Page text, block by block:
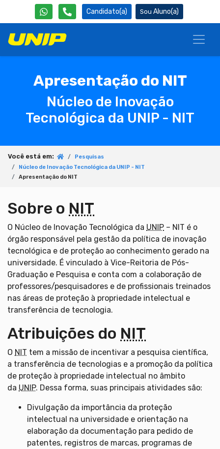
Candidato(a) Aluno(a)
Apresentação do NIT
Núcleo de Inovação
Tecnológica da UNIP - NIT
Você está em:
Pesquisas
Núcleo de Inovação Tecnológica da UNIP - NIT
Apresentação do NIT
Sobre o NIT
O Núcleo de Inovação Tecnológica da UNIP – NIT é o
órgão responsável pela gestão da política de inovação
tecnológica e de proteção ao conhecimento gerado na
universidade. É vinculado à Vice-Reitoria de Pós-
Graduação e Pesquisa e conta com a colaboração de
professores/pesquisadores e de profissionais treinados
nas áreas de proteção à propriedade intelectual e
transferência de tecnologia.
Atribuições do NIT
O NIT tem a missão de incentivar a pesquisa científica,
a transferência de tecnologias e a promoção da política
de proteção à propriedade intelectual no âmbito
da UNIP. Dessa forma, suas principais atividades são:
Divulgação da importância da proteção
intelectual na universidade e orientação na
elaboração da documentação para pedido de
patentes, registros de marcas, programas de